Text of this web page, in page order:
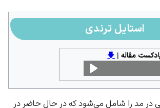
استایل ترندی
مقاله|
🡇
در مد را شامل می‌شود که در حال حاضر در